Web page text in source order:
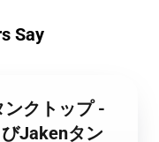
Say
クトップ -
Jakenタン